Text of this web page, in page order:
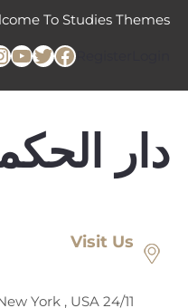
To Studies Themes
فيسبوك
تويتر
دار
Visit Us
24/11 Robert Road , New York , USA